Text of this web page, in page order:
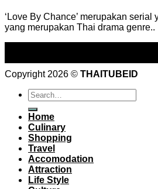
‘Love By Chance’ merupakan serial
yang merupakan Thai drama genre..
Copyright 2026 © THAITUBEID
Home
Culinary
Shopping
Travel
Accomodation
Attraction
Life Style